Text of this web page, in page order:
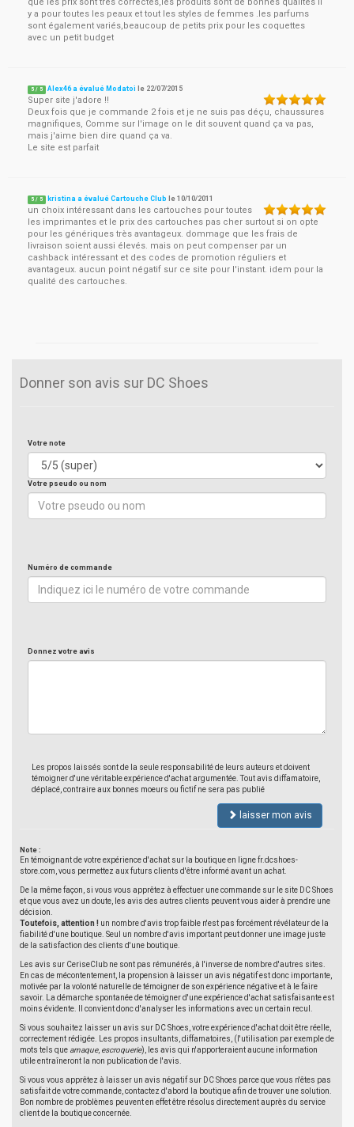
y a pour toutes les peaux et tout les styles de femmes .les parfums
sont également variés,beaucoup de petits prix pour les coquettes
avec un petit budget
5 / 5 Alex46 a évalué Modatoi le 22/07/2015
Super site j'adore !!
Deux fois que je commande 2 fois et je ne suis pas déçu, chaussures
magnifiques, Comme sur l'image on le dit souvent quand ça va pas,
mais j'aime bien dire quand ça va.
Le site est parfait
5 / 5 kristina a évalué Cartouche Club le10/10/2011
un choix intéressant dans les cartouches pour toutes
les imprimantes et le prix des cartouches pas cher surtout si on opte
pour les génériques très avantageux. dommage que les frais de
livraison soient aussi élevés. mais on peut compenser par un
cashback intéressant et des codes de promotion réguliers et
avantageux. aucun point négatif sur ce site pour l'instant. idem pour la
qualité des cartouches.
Donner son avis sur DC Shoes
Votre note
Votre pseudo ou nom
Numéro de commande
Donnez votre avis
Les propos laissés sont de la seule responsabilité de leurs auteurs et doivent
témoigner d'une véritable expérience d'achat argumentée. Tout avis diffamatoire,
déplacé, contraire aux bonnes moeurs ou fictif ne sera pas publié
laisser mon avis
Note :
En témoignant de votre expérience d'achat sur la boutique en ligne fr.dcshoes-
store.com, vous permettez aux futurs clients d'être informé avant un achat.
De la même façon, si vous vous apprêtez à effectuer une commande sur le site DC Shoes
et que vous avez un doute, les avis des autres clients peuvent vous aider à prendre une
décision.
Toutefois, attention ! un nombre d'avis trop faible n'est pas forcément révélateur de la
fiabilité d'une boutique. Seul un nombre d'avis important peut donner une image juste
de la satisfaction des clients d'une boutique.
Les avis sur CeriseClub ne sont pas rémunérés, à l'inverse de nombre d'autres sites.
En cas de mécontentement, la propension à laisser un avis négatif est donc importante,
motivée par la volonté naturelle de témoigner de son expérience négative et à le faire
savoir. La démarche spontanée de témoigner d'une expérience d'achat satisfaisante est
moins évidente. Il convient donc d'analyser les informations avec un certain recul.
Si vous souhaitez laisser un avis sur DC Shoes, votre expérience d'achat doit être réelle,
correctement rédigée. Les propos insultants, diffamatoires, (l'utilisation par exemple de
mots tels que arnaque, escroquerie), les avis qui n'apporteraient aucune information
utile entraîneront la non publication de l'avis.
Si vous vous apprêtez à laisser un avis négatif sur DC Shoes parce que vous n'êtes pas
satisfait de votre commande, contactez d'abord la boutique afin de trouver une solution.
Bon nombre de problèmes peuvent en effet être résolus directement auprès du service
client de la boutique concernée.